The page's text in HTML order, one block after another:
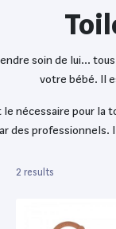
soin de lui…
votre bébé. Il
nécessaire pour la
des professionnels.
2 results